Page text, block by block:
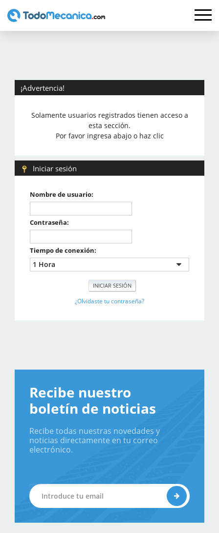
¡Advertencia!
Solamente usuarios registrados tienen acceso a
esta sección.
Por favor ingresa abajo o haz clic
Iniciar sesión
Nombre de usuario:
Contraseña:
Tiempo de conexión:
¿Olvidaste tu contraseña?
Recibe nuestro
boletín de noticias
Recibe todas nuestras novedades y
noticias directamente en tu correo
electrónico.